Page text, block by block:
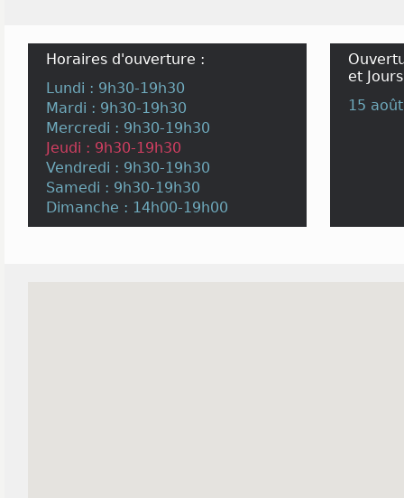
Horaires d'ouverture :
Lundi : 9h30-19h30
Mardi : 9h30-19h30
Mercredi : 9h30-19h30
Jeudi : 9h30-19h30
Vendredi : 9h30-19h30
Samedi : 9h30-19h30
Dimanche : 14h00-19h00
et
15